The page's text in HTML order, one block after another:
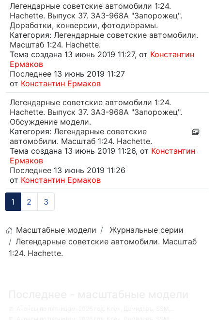
Легендарные советские автомобили 1:24.
Hachette. Выпуск 37. ЗАЗ-968А "Запорожец".
Доработки, конверсии, фотодиорамы.
Категория: Легендарные советские автомобили.
Масштаб 1:24. Hachette.
Тема создана 13 июнь 2019 11:27, от Константин
Ермаков
Последнее 13 июнь 2019 11:27
от Константин Ермаков
Легендарные советские автомобили 1:24.
Hachette. Выпуск 37. ЗАЗ-968А "Запорожец".
Обсуждение модели.
Категория: Легендарные советские
автомобили. Масштаб 1:24. Hachette.
Тема создана 13 июнь 2019 11:26, от Константин
Ермаков
Последнее 13 июнь 2019 11:26
от Константин Ермаков
1 2 3
Масштабные модели
Журнальные серии
Легендарные советские автомобили. Масштаб
1:24. Hachette.